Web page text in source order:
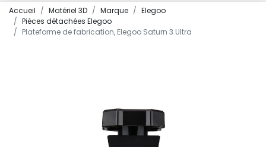
Accueil Matériel 3D Marque
Elegoo
Pièces détachées Elegoo
Plateforme de fabrication, Elegoo Saturn 3 Ultra